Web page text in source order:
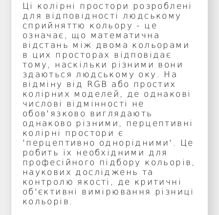
Ці колірні простори розроблені
для відповідності людському
сприйняттю кольору - це
означає, що математична
відстань між двома кольорами
в цих просторах відповідає
тому, наскільки різними вони
здаються людському оку. На
відміну від RGB або простих
колірних моделей, де однакові
числові відмінності не
обов'язково виглядають
однаково різними, перцептивні
колірні простори є
'перцептивно однорідними'. Це
робить їх необхідними для
професійного підбору кольорів,
наукових досліджень та
контролю якості, де критичні
об'єктивні вимірювання різниці
кольорів.